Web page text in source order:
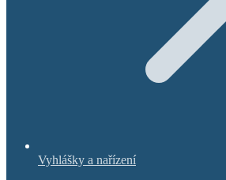
Vyhlášky a nařízení